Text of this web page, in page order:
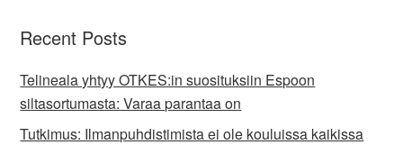
Recent Posts
Telineala yhtyy OTKES:in suosituksiin Espoon
siltasortumasta: Varaa parantaa on
Tutkimus: Ilmanpuhdistimista ei ole kouluissa kaikissa